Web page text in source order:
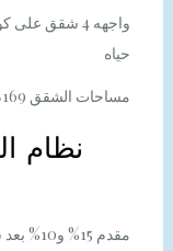
حياه
مساحات الشقق 169م – 177م – 180م
نظام
مقدم 15% و10% بعد سنه والباقى على 5 سنوات